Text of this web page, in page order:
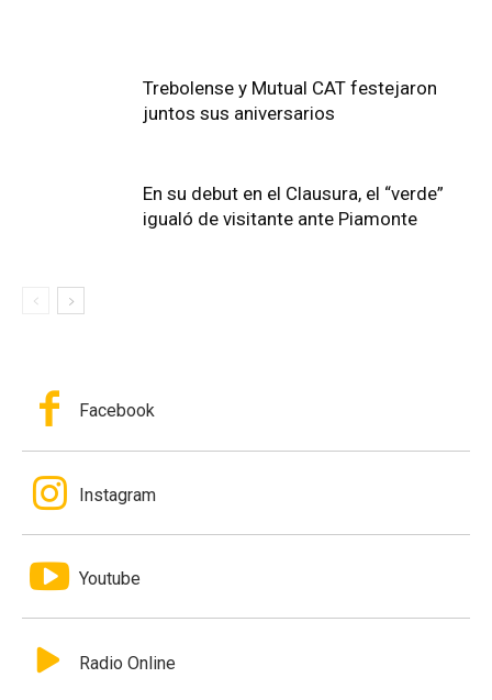
Trebolense y Mutual CAT festejaron
juntos sus aniversarios
En su debut en el Clausura, el “verde”
igualó de visitante ante Piamonte
Facebook
Instagram
Youtube
Radio Online